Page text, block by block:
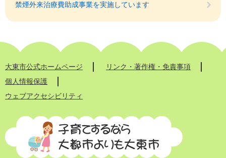
禁煙外来治療費助成事業を実施しています
大東市公式ホームページ
リンク・著作権・免責事項
個人情報保護
ウェブアクセシビリティ